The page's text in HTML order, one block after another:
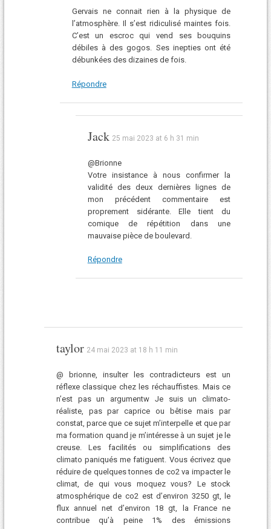
Gervais ne connait rien à la physique de
l’atmosphère. Il s’est ridiculisé maintes fois.
C’est un escroc qui vend ses bouquins
débiles à des gogos. Ses inepties ont été
débunkées des dizaines de fois.
Répondre
Jack 25 mai 2023 at 6 h 31 min
@Brionne
Votre insistance à nous confirmer la
validité des deux dernières lignes de
mon précédent commentaire est
proprement sidérante. Elle tient du
comique de répétition dans une
mauvaise pièce de boulevard.
Répondre
taylor 24 mai 2023 at 18 h 11 min
@ brionne, insulter les contradicteurs est un
réflexe classique chez les réchauffistes. Mais ce
n’est pas un argumentw Je suis un climato-
réaliste, pas par caprice ou bêtise mais par
constat, parce que ce sujet m’interpelle et que par
ma formation quand je m’intéresse à un sujet je le
creuse. Les facilités ou simplifications des
climato paniqués me fatiguent. Vous écrivez que
réduire de quelques tonnes de co2 va impacter le
climat, de qui vous moquez vous? Le stock
atmosphérique de co2 est d’environ 3250 gt, le
flux annuel net d’environ 18 gt, la France ne
contribue qu’à peine 1% des émissions